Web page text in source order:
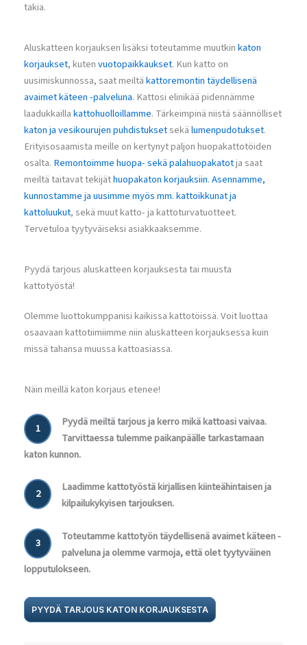
takia.
Aluskatteen korjauksen lisäksi toteutamme muutkinkaton
korjaukset, kutenvuotopaikkaukset. Kun katto on
uusimiskunnossa, saat meiltäkattoremontin täydellisenä
avaimet käteen -palveluna. Kattosi elinikää pidennämme
laadukkaillakattohuolloillamme. Tärkeimpinä niistä säännölliset
katon ja vesikourujen puhdistuksetsekälumenpudotukset.
Erityisosaamista meille on kertynyt paljon huopakattotöiden
osalta. Remontoimme huopa- sekä palahuopakatotja saat
meiltä taitavat tekijäthuopakaton korjauksiin.Asennamme,
kunnostamme ja uusimme myös mm. kattoikkunat ja
kattoluukut, sekä muut katto- ja kattoturvatuotteet.
Tervetuloa tyytyväiseksi asiakkaaksemme.
Pyydä tarjous aluskatteen korjauksesta tai muusta
kattotyöstä!
Olemme luottokumppanisi kaikissa kattotöissä. Voit luottaa
osaavaan kattotiimiimme niin aluskatteen korjauksessa kuin
missä tahansa muussa kattoasiassa.
Näin meillä katon korjaus etenee!
1
Pyydä meiltä tarjous ja kerro mikä kattoasi vaivaa.
Tarvittaessa tulemme paikanpäälle tarkastamaan
katon kunnon.
2
Laadimme kattotyöstä kirjallisen kiinteähintaisen ja
kilpailukykyisen tarjouksen.
3
Toteutamme kattotyön täydellisenä avaimet käteen -
palveluna ja olemme varmoja, että olet tyytyväinen
lopputulokseen.
PYYDÄ TARJOUS KATON KORJAUKSESTA